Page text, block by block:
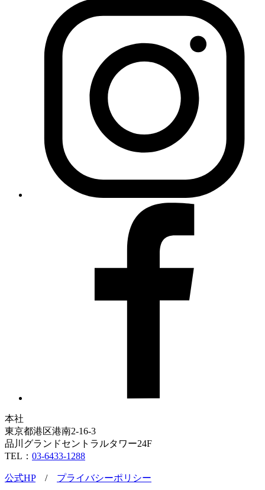
本社
東京都港区港南2-16-3
品川グランドセントラルタワー24F
TEL： 03-6433-1288
公式HP/ プライバシーポリシー